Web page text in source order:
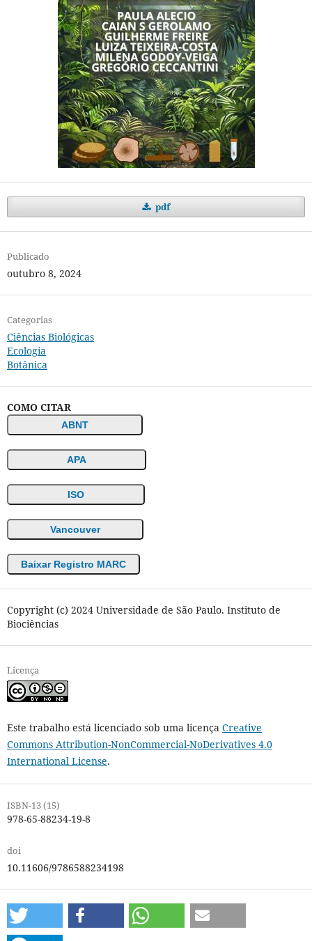
pdf
Publicado
outubro 8, 2024
Categorias
Ciências Biológicas
Ecologia
Botânica
COMO CITAR
ABNT
APA
ISO
Vancouver
Baixar Registro MARC
Copyright (c) 2024 Universidade de São Paulo. Instituto de
Biociências
Licença
Este trabalho está licenciado sob uma licença Creative
Commons Attribution-NonCommercial-NoDerivatives 4.0
International License.
ISBN-13 (15)
978-65-88234-19-8
doi
10.11606/9786588234198